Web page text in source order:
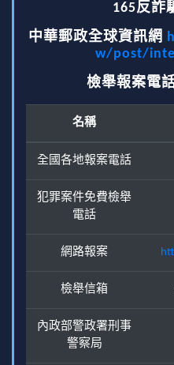
165反詐
中華郵政全球資訊網
w/post/
檢舉報案電
名稱
全國各地報案電話
犯罪案件免費檢舉
電話
網路報案
檢舉信箱
內政部警政署刑事
警察局